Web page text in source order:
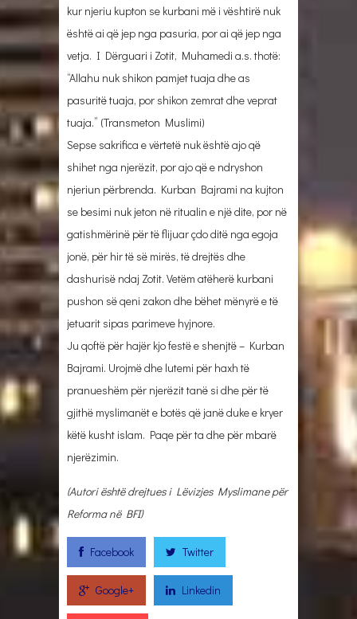
kur njeriu kupton se kurbani më i vështirë nuk
është ai që jep nga pasuria, por ai që jep nga
vetja. I Dërguari i Zotit, Muhamedi a.s. thotë:
“Allahu nuk shikon pamjet tuaja dhe as
pasuritë tuaja, por shikon zemrat dhe veprat
tuaja.” (Transmeton Muslimi)
Sepse sakrifica e vërtetë nuk është ajo që
shihet nga njerëzit, por ajo që e ndryshon
njeriun përbrenda. Kurban Bajrami na kujton
se besimi nuk jeton në ritualin e një dite, por në
gatishmërinë për të flijuar çdo ditë nga egoja
jonë, për hir të së mirës, të drejtës dhe
dashurisë ndaj Zotit. Vetëm atëherë kurbani
pushon së qeni zakon dhe bëhet mënyrë e të
jetuarit sipas parimeve hyjnore.
Ju qoftë për hajër kjo festë e shenjtë – Kurban
Bajrami. Urojmë dhe lutemi për haxh të
pranueshëm për njerëzit tanë si dhe për të
gjithë myslimanët e botës që janë duke e kryer
këtë kusht islam. Paqe për ta dhe për mbarë
njerëzimin.
(Autori është drejtues i Lëvizjes Myslimane për
Reforma në BFI)
Facebook Twitter
Google+ Linkedin